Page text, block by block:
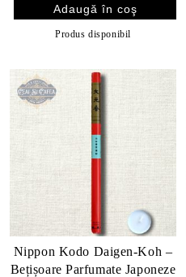
Produs disponibil
Nippon Kodo Daigen-Koh –
Bețișoare Parfumate Japoneze